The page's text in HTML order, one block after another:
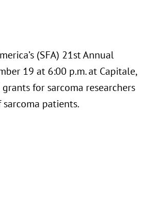
(SFA) 21st Annual
19 at 6:00 p.m. at Capitale,
for sarcoma researchers
patients.